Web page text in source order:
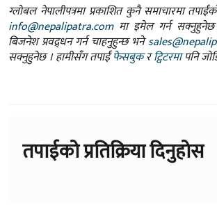
ग्लोबल नेपालीपत्रमा प्रकाशित कुनै समाचारमा
info@nepalipatra.comमा इमेल गर्न
बिजनेश प्रवद्र्धन गर्न चाहनुहुन्छ भने
सक्नुहुनेछ । हामीसँग तपाईंफेसबुकरट्विटरमापनि
तपाईको प्रतिक्रिया दिनुहोस